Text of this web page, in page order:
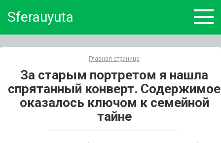
Sferauyuta
Главная страница
За старым портретом я нашла
спрятанный конверт. Содержимое
оказалось ключом к семейной
тайне